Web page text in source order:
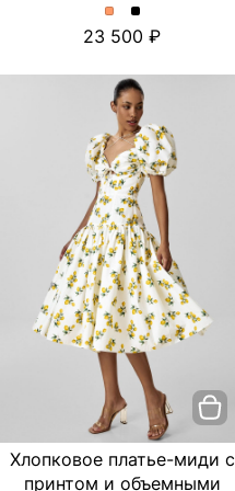
Платье
миди
отделкой
из
шитья
и
съёмными
бретелями.
Цвет
Персиковый
Платье
миди
отделкой
из
шитья
и
съёмными
бретелями.
Цвет
Черный
23 500
Хлопковое платье-миди с
принтом и объемными